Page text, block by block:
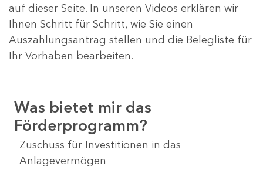
auf dieser Seite. In unseren Videos erklären wir
Ihnen Schritt für Schritt, wie Sie einen
Auszahlungsantrag stellen und die Belegliste für
Ihr Vorhaben bearbeiten.
Was bietet mir das
Förderprogramm?
Zuschuss für Investitionen in das
Anlagevermögen